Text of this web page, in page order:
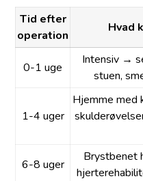
Tid efter
operation
Hvad
0-1 uge
Intensiv →
stuen,
1-4 uger
Hjemme med
6-8 uger
Brystbenet